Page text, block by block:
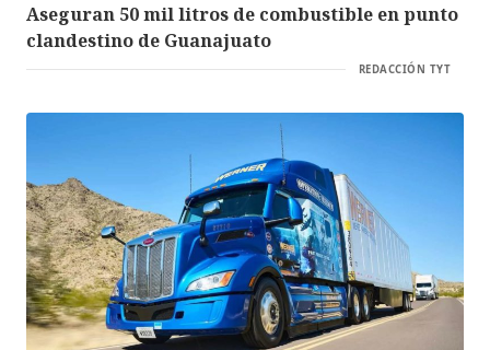
Aseguran 50 mil litros de combustible en punto
clandestino de Guanajuato
REDACCIÓN TYT